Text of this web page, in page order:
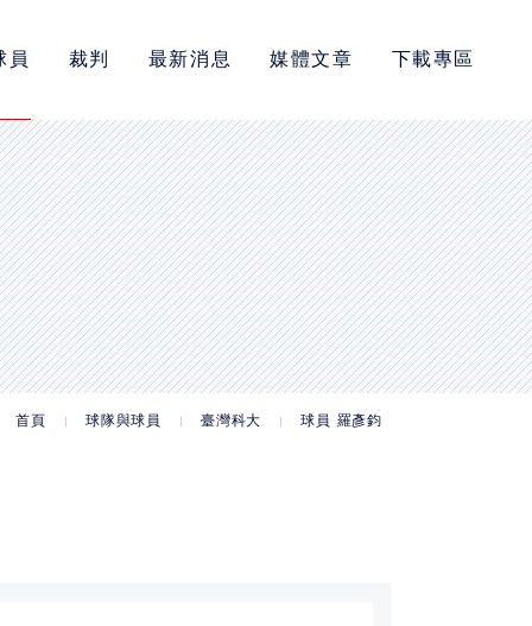
員 裁判 最新消息 媒體文章 下載專區
首頁 球隊與球員 臺灣科大 球員 羅彥鈞